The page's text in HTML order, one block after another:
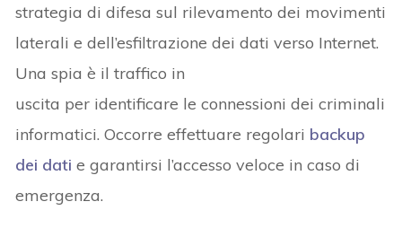
strategia di difesa sul rilevamento dei movimenti
laterali e dell’esfiltrazione dei dati verso Internet.
Una spia è il traffico in
uscita per identificare le connessioni dei criminali
informatici. Occorre effettuare regolari backup
dei dati e garantirsi l’accesso veloce in caso di
emergenza.